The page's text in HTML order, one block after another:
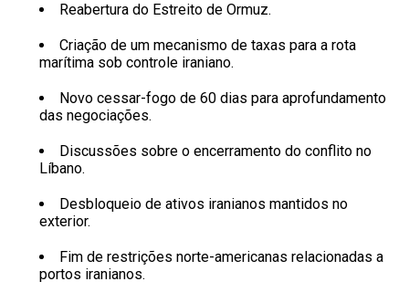
Reabertura do Estreito de Ormuz.
Criação de um mecanismo de taxas para a rota
marítima sob controle iraniano.
Novo cessar-fogo de 60 dias para aprofundamento
das negociações.
Discussões sobre o encerramento do conflito no
Líbano.
Desbloqueio de ativos iranianos mantidos no
exterior.
Fim de restrições norte-americanas relacionadas a
portos iranianos.